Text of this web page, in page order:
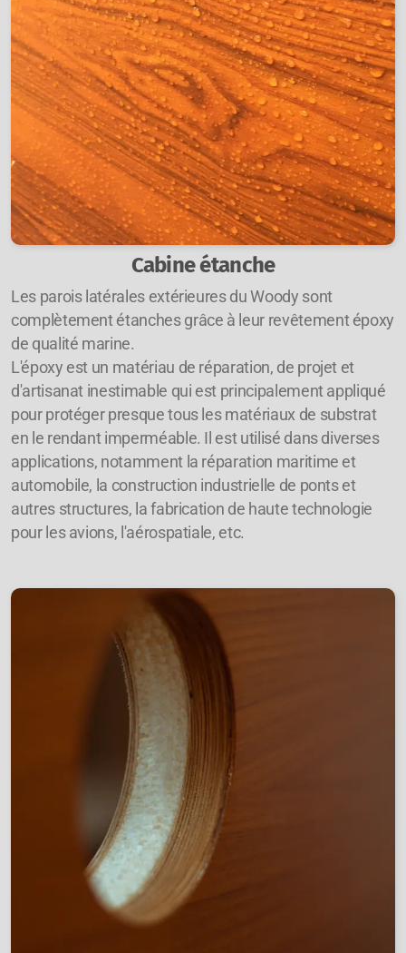
Cabine étanche
Les parois latérales extérieures du Woody sont
complètement étanches grâce à leur revêtement époxy
de qualité marine.
L'époxy est un matériau de réparation, de projet et
d'artisanat inestimable qui est principalement appliqué
pour protéger presque tous les matériaux de substrat
en le rendant imperméable. Il est utilisé dans diverses
applications, notamment la réparation maritime et
automobile, la construction industrielle de ponts et
autres structures, la fabrication de haute technologie
pour les avions, l'aérospatiale, etc.